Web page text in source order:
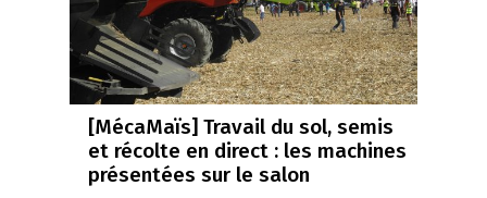
[MécaMaïs] Travail du sol, semis
et récolte en direct : les machines
présentées sur le salon